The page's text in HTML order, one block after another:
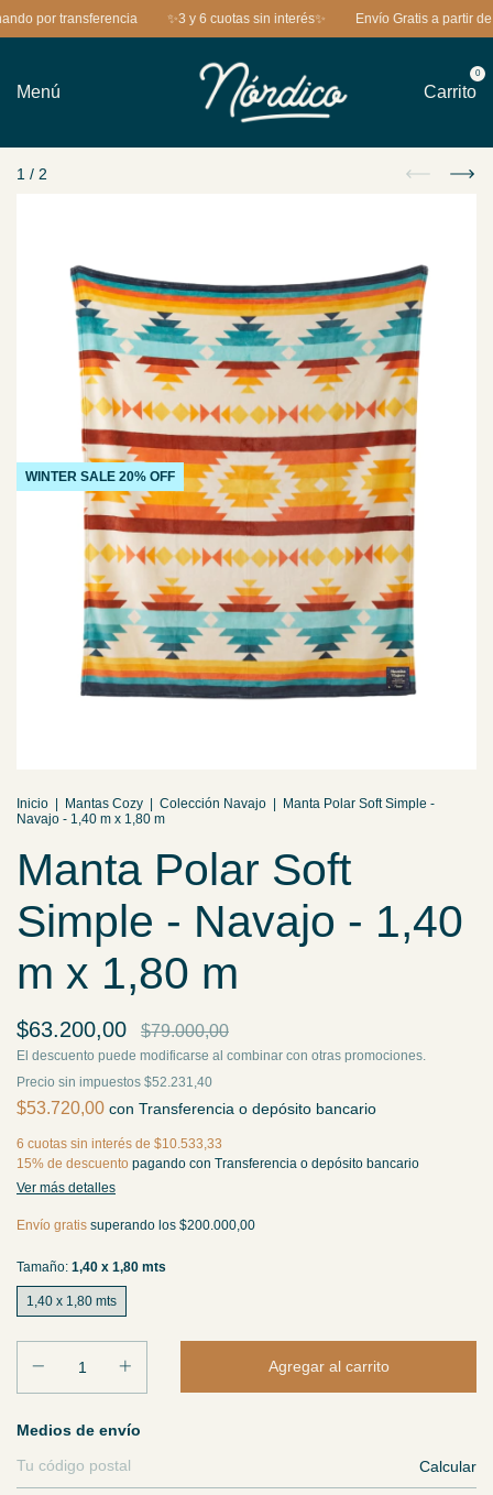
por transferencia ✨3 y 6 cuotas sin interés✨ Envío Gratis a partir de
Menú Carrito
0
1 / 2
WINTER SALE 20% OFF
Inicio | Mantas Cozy | Colección Navajo | Manta Polar Soft Simple -
Navajo - 1,40 m x 1,80 m
Manta Polar Soft
Simple - Navajo - 1,40
m x 1,80 m
$63.200,00 $79.000,00
El descuento puede modificarse al combinar con otras promociones.
Precio sin impuestos $52.231,40
$53.720,00 con Transferencia o depósito bancario
6 cuotas sin interés de $10.533,33
15% de descuento pagando con Transferencia o depósito bancario
Ver más detalles
Envío gratis superando los $200.000,00
Tamaño: 1,40 x 1,80 mts
1,40 x 1,80 mts
Entregas para el CP:
Medios de envío
Calcular